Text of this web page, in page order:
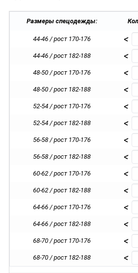
Размеры спецодежды:
44-46 / рост 170-176
<
44-46 / рост 182-188 <
48-50 / рост 170-176 <
48-50 / рост 182-188 <
52-54 / рост 170-176 <
52-54 / рост 182-188 <
56-58 / рост 170-176 <
56-58 / рост 182-188 <
60-62 / рост 170-176 <
60-62 / рост 182-188 <
64-66 / рост 170-176 <
64-66 / рост 182-188 <
68-70 / рост 170-176 <
68-70 / рост 182-188 <